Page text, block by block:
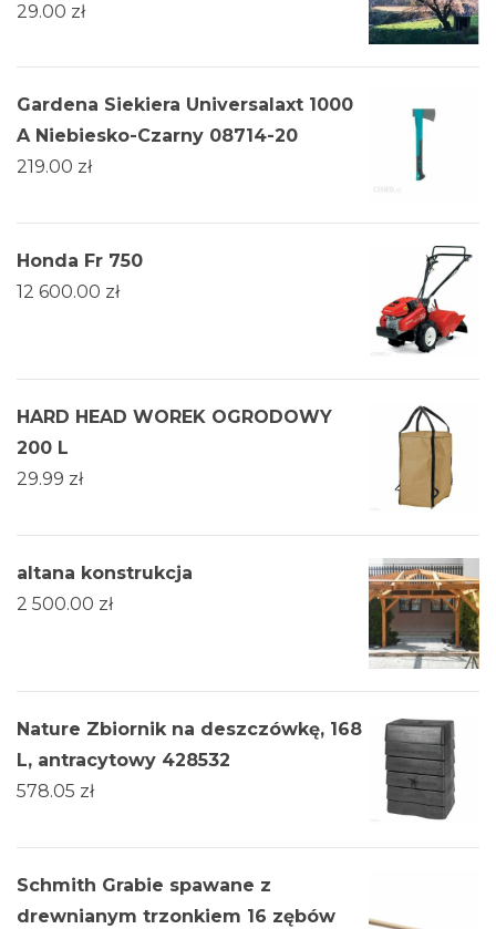
29.00 zł
Gardena Siekiera Universalaxt 1000
A Niebiesko-Czarny 08714-20
219.00 zł
Honda Fr 750
12 600.00 zł
HARD HEAD WOREK OGRODOWY
200 L
29.99 zł
altana konstrukcja
2 500.00 zł
Nature Zbiornik na deszczówkę, 168
L, antracytowy 428532
578.05 zł
Schmith Grabie spawane z
drewnianym trzonkiem 16 zębów